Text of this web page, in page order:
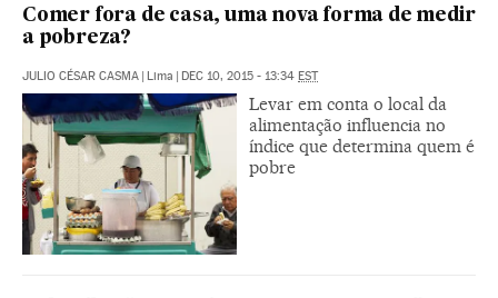
Comer fora de casa, uma nova forma de medir
a pobreza?
JULIO CÉSAR CASMA | Lima | DEC 10, 2015 - 13:34 EST
Levar em conta o local da
alimentação influencia no
índice que determina quem é
pobre